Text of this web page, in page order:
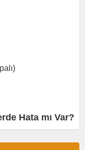
Hata mı Var?